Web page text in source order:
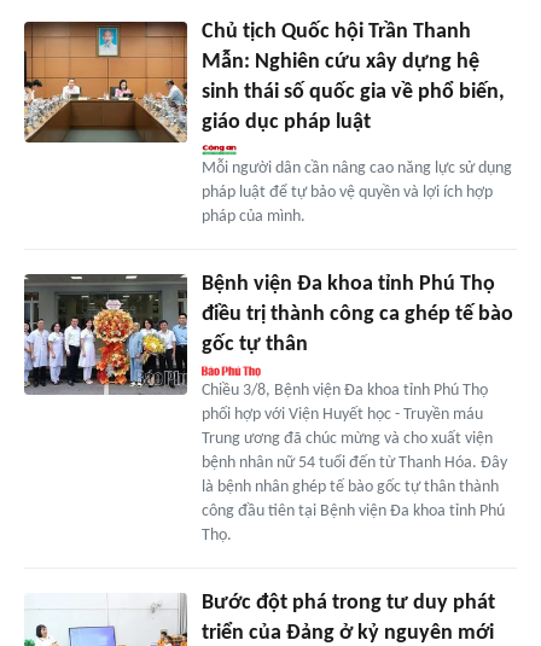
Chủ tịch Quốc hội Trần Thanh
Mẫn: Nghiên cứu xây dựng hệ
sinh thái số quốc gia về phổ biến,
giáo dục pháp luật
Mỗi người dân cần nâng cao năng lực sử dụng
pháp luật để tự bảo vệ quyền và lợi ích hợp
pháp của mình.
Bệnh viện Đa khoa tỉnh Phú Thọ
điều trị thành công ca ghép tế bào
gốc tự thân
Chiều 3/8, Bệnh viện Đa khoa tỉnh Phú Thọ
phối hợp với Viện Huyết học - Truyền máu
Trung ương đã chúc mừng và cho xuất viện
bệnh nhân nữ 54 tuổi đến từ Thanh Hóa. Đây
là bệnh nhân ghép tế bào gốc tự thân thành
công đầu tiên tại Bệnh viện Đa khoa tỉnh Phú
Thọ.
Bước đột phá trong tư duy phát
triển của Đảng ở kỷ nguyên mới